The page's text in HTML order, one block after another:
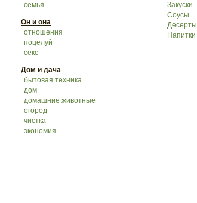
семья
Он и она
отношения
поцелуй
секс
Дом и дача
бытовая техника
дом
домашние животные
огород
чистка
экономия
Закуски
Соусы
Десерты
Напитки